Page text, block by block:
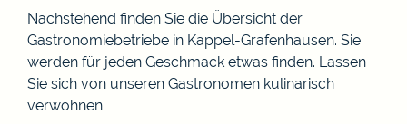
Nachstehend finden Sie die Übersicht der
Gastronomiebetriebe in Kappel-Grafenhausen. Sie
werden für jeden Geschmack etwas finden. Lassen
Sie sich von unseren Gastronomen kulinarisch
verwöhnen.